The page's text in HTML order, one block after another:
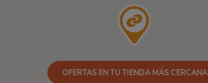
OFERTAS EN TU TIENDA MÁS CERCANA